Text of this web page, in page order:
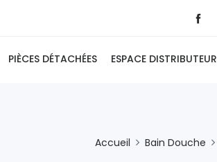
PIÈCES DÉTACHÉES ESPACE DISTRIBUTEUR
Accueil Bain Douche